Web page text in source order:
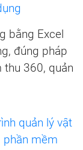
bằng Excel
đúng pháp
thu 360, quản
quản lý vật
phần mềm